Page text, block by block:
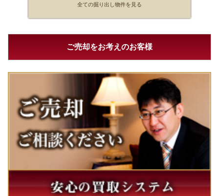
全ての掘り出し物件を見る
ご売却をお考えのお客様